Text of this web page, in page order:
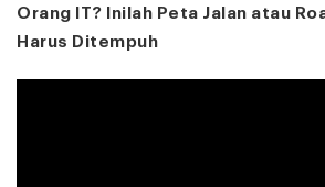
Orang IT? Inilah Peta Jalan atau
Harus Ditempuh